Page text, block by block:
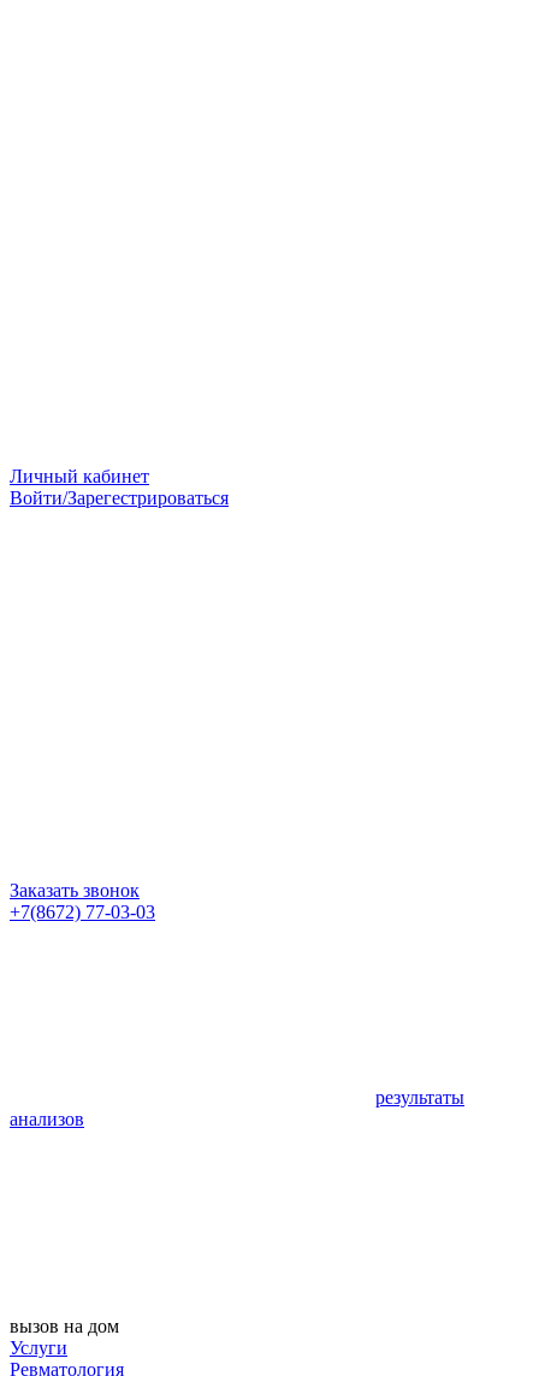
Личный кабинет
Войти/Зарегестрироваться
Заказать звонок
+7(8672) 77-03-03
результаты
анализов
вызов на дом
Услуги
Ревматология